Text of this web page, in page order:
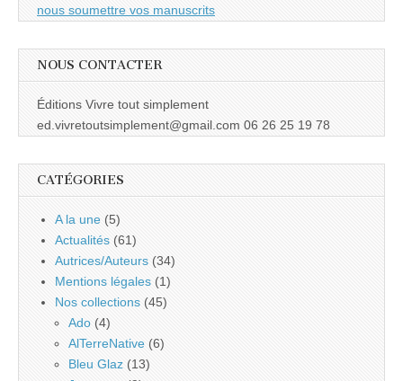
nous soumettre vos manuscrits
NOUS CONTACTER
Éditions Vivre tout simplement
ed.vivretoutsimplement@gmail.com 06 26 25 19 78
CATÉGORIES
A la une (5)
Actualités (61)
Autrices/Auteurs (34)
Mentions légales (1)
Nos collections (45)
Ado (4)
AlTerreNative (6)
Bleu Glaz (13)